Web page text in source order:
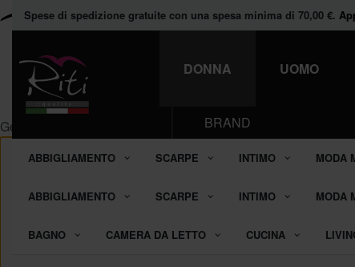
Gestisci Consenso Cookie
Spese di spedizione gratuite con una spesa minima di 70,00 €.
Scopri tutti i prodotti in promozione.
DONNA UOMO
BRAND
ABBIGLIAMENTO SCARPE INTIMO MODA
ABBIGLIAMENTO SCARPE INTIMO MODA
BAGNO CAMERA DA LETTO CUCINA